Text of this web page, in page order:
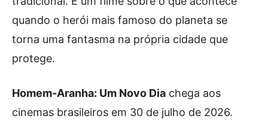
quando o herói mais famoso do planeta se
torna uma fantasma na própria cidade que
protege.
Homem-Aranha: Um Novo Dia chega aos
cinemas brasileiros em 30 de julho de 2026.